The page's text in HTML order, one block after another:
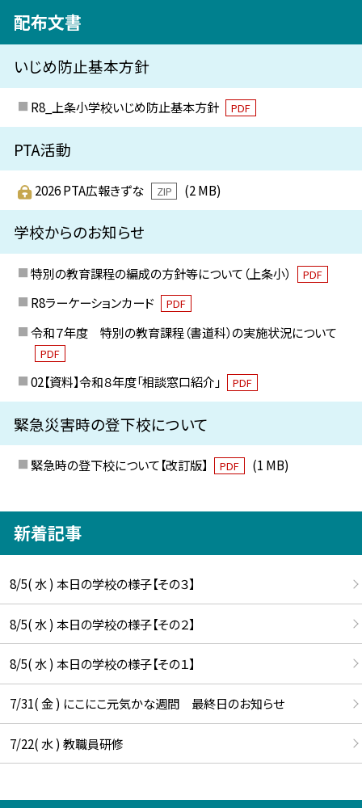
配布文書
いじめ防止基本方針
R8_上条小学校いじめ防止基本方針 PDF
PTA活動
2026 PTA広報きずな ZIP (2 MB)
学校からのお知らせ
特別の教育課程の編成の方針等について（上条小） PDF
R8ラーケーションカード PDF
令和７年度 特別の教育課程（書道科）の実施状況について
PDF
02【資料】令和８年度「相談窓口紹介」 PDF
緊急災害時の登下校について
緊急時の登下校について【改訂版】 PDF (1 MB)
新着記事
8/5( 水 ) 本日の学校の様子【その３】
8/5( 水 ) 本日の学校の様子【その２】
8/5( 水 ) 本日の学校の様子【その１】
7/31( 金 ) にこにこ元気かな週間 最終日のお知らせ
7/22( 水 ) 教職員研修